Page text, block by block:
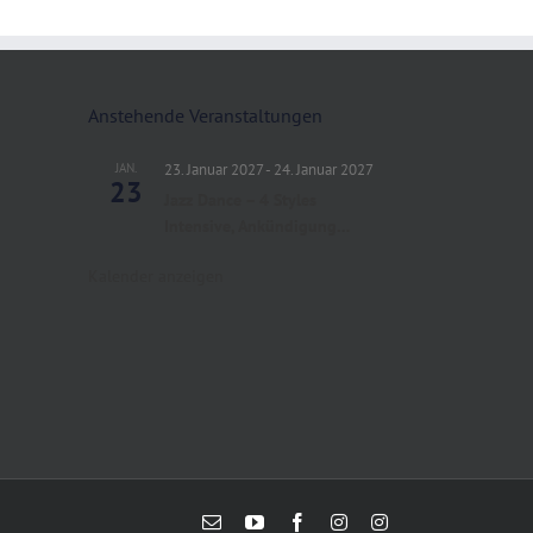
Anstehende Veranstaltungen
JAN.
23
23. Januar 2027- 24. Januar 2027
E-
YouTubeFacebookInstagramInstagram